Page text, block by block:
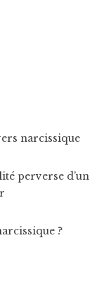
narcissique
perverse d’un
?